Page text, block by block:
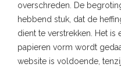
overschreden. De
hebbend stuk, dat de
dient te verstrekken. Het
papieren vorm wordt
website is voldoende,